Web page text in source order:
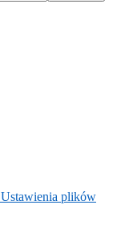
Ustawienia plików